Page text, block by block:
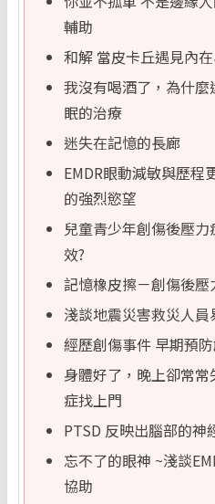
輔助
和解 當皮卡丘遇見內
我沒有喝酒了，為什
眠的治療
迷失在記憶的長廊
EMDR眼動減敏與歷程
的強烈慾望
兒童青少年創傷後壓
效?
記憶橡皮擦－創傷後
淺談地震災害救災人
經歷創傷事件 早期預
身體好了，晚上卻常
症找上門
PTSD 反映出腦部的神
忘不了的眼神 ~淺談
協助